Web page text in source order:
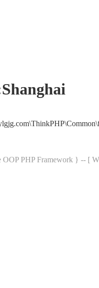
OOP PHP Framework } -- [